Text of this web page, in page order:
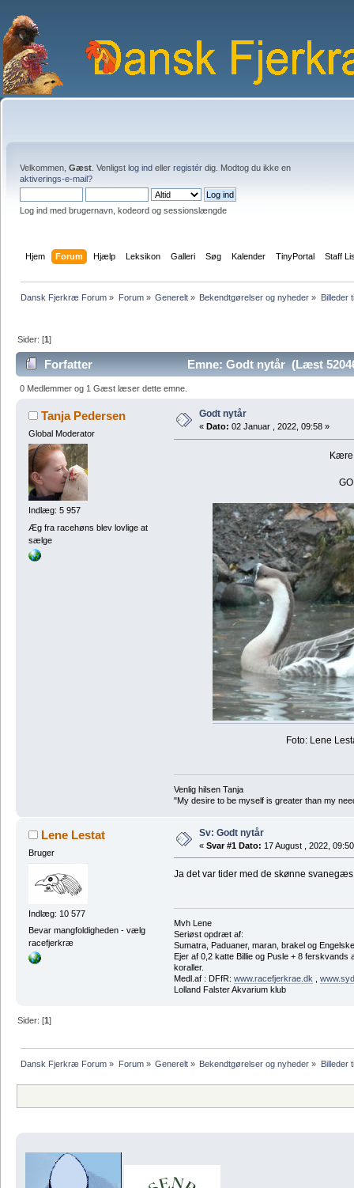
Velkommen, Gæst . Venligst log ind eller registér dig. Modtog du ikke en
aktiverings-e-mail?
Log ind med brugernavn, kodeord og sessionslængde
Hjem Forum Hjælp Leksikon Galleri Søg Kalender TinyPortal Staff
Dansk Fjerkræ Forum » Forum» Generelt» Bekendtgørelser og nyheder » Billeder
Sider: [1]
Forfatter Emne: Godt nytår (Læst
0 Medlemmer og 1 Gæst læser dette emne.
Tanja Pedersen
Global Moderator
Indlæg: 5 957
Æg fra racehøns blev lovlige at
sælge
Godt nytår
« Dato: 02 Januar , 2022, 09:58 »
Kære
Foto: Lene
Venlig hilsen Tanja
"My desire to be myself is greater than my
Lene Lestat
Bruger
Indlæg: 10 577
Bevar mangfoldigheden - vælg
racefjerkræ
Sv: Godt nytår
« Svar #1 Dato: 17 August , 2022,
Ja det var tider med de skønne
Mvh Lene
Seriøst opdræt af:
Sumatra, Paduaner, maran, brakel og
Ejer af 0,2 katte Billie og Pusle + 8
koraller.
Medl.af : DFfR: www.racefjerkrae.dk
Lolland Falster Akvarium klub
Sider: [1]
Dansk Fjerkræ Forum » Forum» Generelt» Bekendtgørelser og nyheder » Billeder